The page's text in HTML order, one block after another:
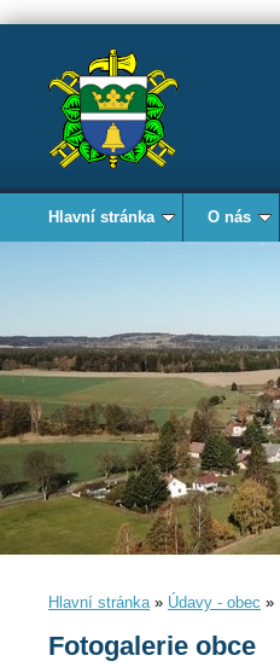
Hlavní stránka O nás
Hlavní stránka» Údavy - obec »
Fotogalerie obce